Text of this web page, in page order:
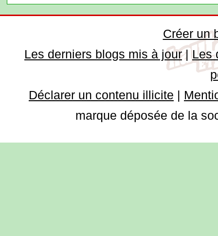
Créer un
Les derniers blogs mis à jour|Les
Déclarer un contenu illicite |
marque déposée de la